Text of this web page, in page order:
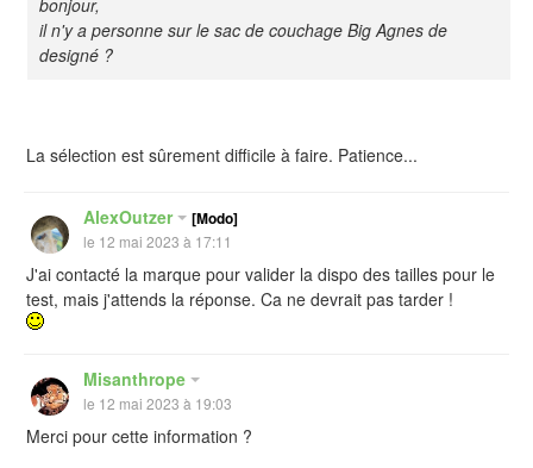
il n'y a personne sur le sac de couchage Big Agnes de
designé ?
La sélection est sûrement difficile à faire. Patience...
AlexOutzer [Modo]
le 12 mai 2023 à 17:11
J'ai contacté la marque pour valider la dispo des tailles pour le
test, mais j'attends la réponse. Ca ne devrait pas tarder !
Misanthrope
le 12 mai 2023 à 19:03
Merci pour cette information ?